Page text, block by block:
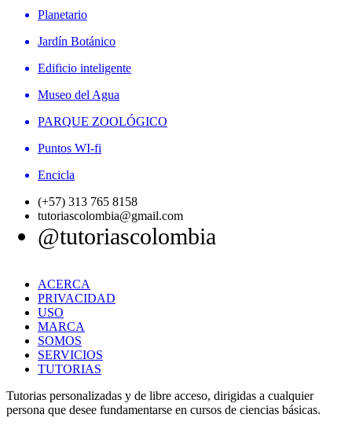
Planetario
Jardín Botánico
Edificio inteligente
Museo del Agua
PARQUE ZOOLÓGICO
Puntos WI-fi
Encicla
(+57) 313 765 8158
tutoriascolombia@gmail.com
@tutoriascolombia
ACERCA
PRIVACIDAD
USO
MARCA
SOMOS
SERVICIOS
TUTORIAS
Tutorias personalizadas y de libre acceso, dirigidas a cualquier
persona que desee fundamentarse en cursos de ciencias básicas.